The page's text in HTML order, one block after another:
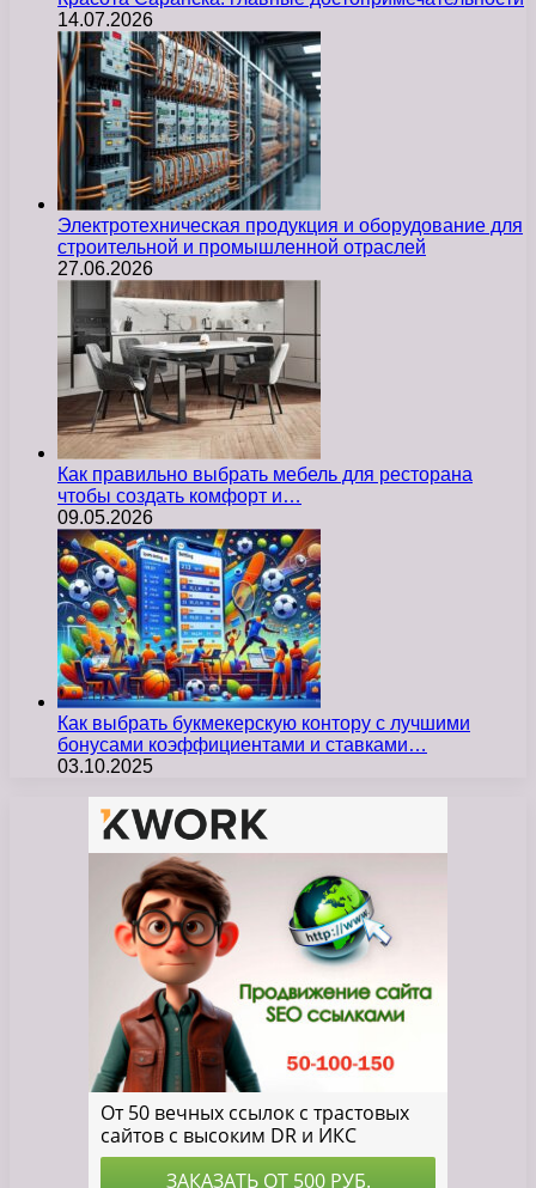
14.07.2026
Электротехническая продукция и оборудование для
строительной и промышленной отраслей
27.06.2026
Как правильно выбрать мебель для ресторана
чтобы создать комфорт и…
09.05.2026
Как выбрать букмекерскую контору с лучшими
бонусами коэффициентами и ставками…
03.10.2025